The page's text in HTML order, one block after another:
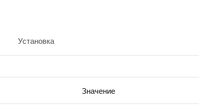
Установка
Значение